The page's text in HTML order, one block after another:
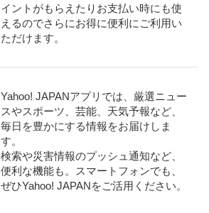
イントがもらえたりお支払い時にも使
えるのでさらにお得に便利にご利用い
ただけます。
Yahoo! JAPANアプリでは、厳選ニュー
スやスポーツ、芸能、天気予報など、
毎日を豊かにする情報をお届けしま
す。
検索や災害情報のプッシュ通知など、
便利な機能も。スマートフォンでも、
ぜひYahoo! JAPANをご活用ください。